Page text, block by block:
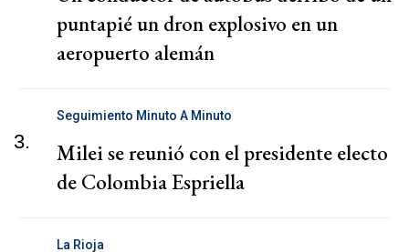
puntapié un dron explosivo en un
aeropuerto alemán
3.
Seguimiento Minuto A Minuto
Milei se reunió con el presidente electo
de Colombia Espriella
La Rioja